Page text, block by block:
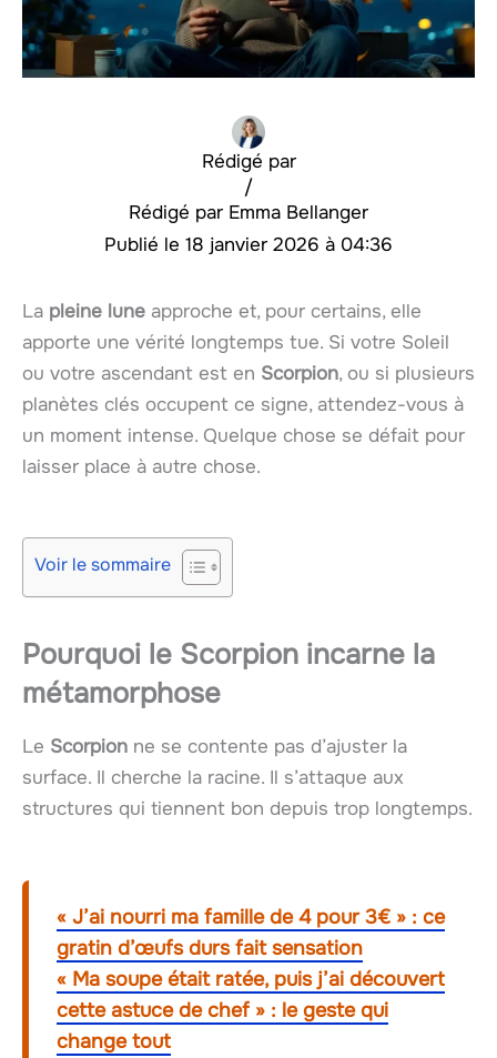
Rédigé par
Emma Bellanger
/
18 janvier 2026 à 04:36
La pleine lune approche et, pour certains, elle
apporte une vérité longtemps tue. Si votre Soleil
ou votre ascendant est en Scorpion, ou si plusieurs
planètes clés occupent ce signe, attendez-vous à
un moment intense. Quelque chose se défait pour
laisser place à autre chose.
Voir le sommaire
Pourquoi le Scorpion incarne la
métamorphose
Le Scorpion ne se contente pas d’ajuster la
surface. Il cherche la racine. Il s’attaque aux
structures qui tiennent bon depuis trop longtemps.
« J’ai nourri ma famille de 4 pour 3€ » : ce
gratin d’œufs durs fait sensation
« Ma soupe était ratée, puis j’ai découvert
cette astuce de chef » : le geste qui
change tout